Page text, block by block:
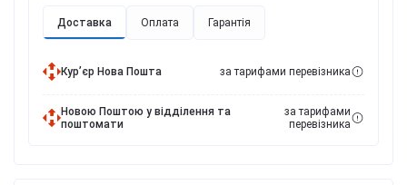
Доставка Оплата Гарантія
Курʼєр Нова Пошта за тарифами перевізника
Новою Поштою у відділення та
поштомати
за тарифами
перевізника